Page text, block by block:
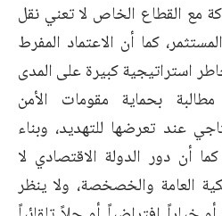
مع القطاع الخاص لا تعني نقل
كما أن الاعتماد المفرط
استراتيجية كبيرة على المدى
بحماية مقومات الأمن
عند تعرضها للتهديد، وبناء
كما أن دور الدولة الاقتصادي لا
العامة والخصخصة، ولا ينظر